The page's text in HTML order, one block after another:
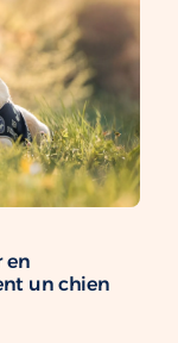
en
un chien